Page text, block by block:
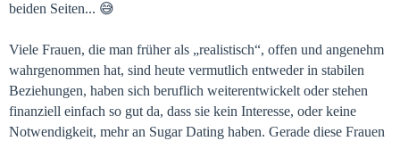
beiden Seiten... 😅
Viele Frauen, die man früher als „realistisch“, offen und angenehm
wahrgenommen hat, sind heute vermutlich entweder in stabilen
Beziehungen, haben sich beruflich weiterentwickelt oder stehen
finanziell einfach so gut da, dass sie kein Interesse, oder keine
Notwendigkeit, mehr an Sugar Dating haben. Gerade diese Frauen